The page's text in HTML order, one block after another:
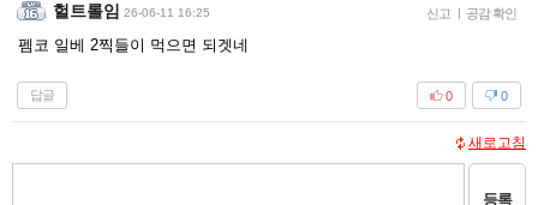
헐트롤임 26-06-11 16:25 신고 | 공감 확인
펨코 일베 2찍들이 먹으면 되겟네
답글 0
0
새로고침
등록